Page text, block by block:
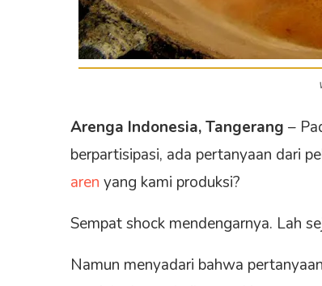
Arenga Indonesia, Tangerang –
berpartisipasi, ada pertanyaan dari
aren yang kami produksi?
Sempat shock mendengarnya. Lah
Namun menyadari bahwa